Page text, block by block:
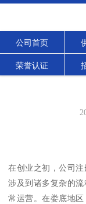
公司首页
荣誉认证
在创业之初，公司
涉及到诸多复杂的
常运营。在娄底地